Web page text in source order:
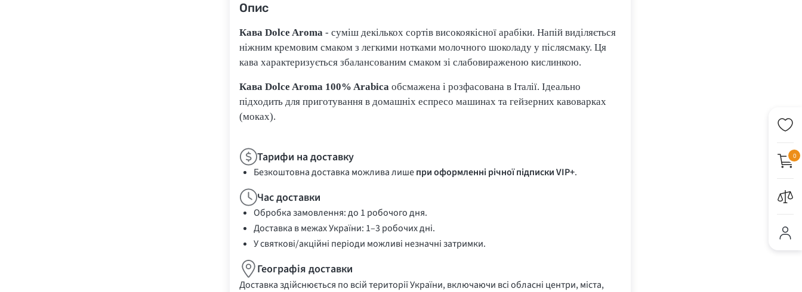
0
Опис
Кава Dolce Aroma - суміш декількох сортів високоякісної арабіки. Напій виділяється
ніжним кремовим смаком з легкими нотками молочного шоколаду у післясмаку. Ця
кава характеризується збалансованим смаком зі слабовираженою кислинкою.
Кава Dolce Aroma 100% Arabica обсмажена і розфасована в Італії. Ідеально
підходить для приготування в домашніх еспресо машинах та гейзерних кавоварках
(моках).
Тарифи на доставку
Безкоштовна доставка можлива лишепри оформленні річної підписки VIP+.
Час доставки
Обробка замовлення: до 1 робочого дня.
Доставка в межах України: 1–3 робочих дні.
У святкові/акційні періоди можливі незначні затримки.
Географія доставки
Доставка здійснюється по всій території України, включаючи всі обласні центри, міста,